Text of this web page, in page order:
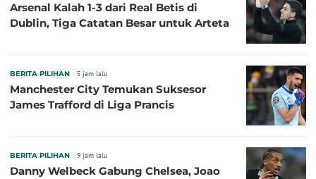
Arsenal Kalah 1-3 dari Real Betis di
Dublin, Tiga Catatan Besar untuk Arteta
BERITA PILIHAN 5 jam lalu
Manchester City Temukan Suksesor
James Trafford di Liga Prancis
BERITA PILIHAN 9 jam lalu
Danny Welbeck Gabung Chelsea, Joao